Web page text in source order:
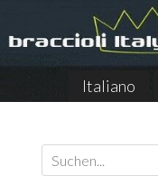
Italiano